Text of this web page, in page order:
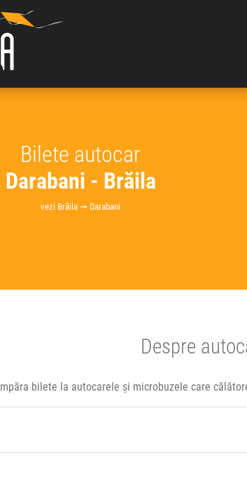
Bilete autocar
Darabani - Brăila
vezi Brăila ➞ Darabani
Despre
bilete la autocarele și microbuzele care